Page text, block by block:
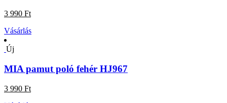
3 990 Ft
Vásárlás
Új
MIA pamut poló fehér HJ967
3 990 Ft